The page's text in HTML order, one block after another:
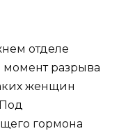
отделе
момент разрыва
женщин
гормона